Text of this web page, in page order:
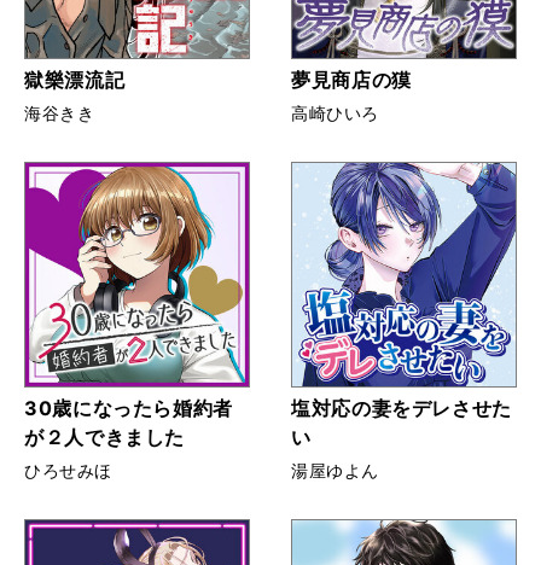
セクシー・アダルティ
獄樂漂流記
海谷きき
夢見商店の獏
高崎ひいろ
30歳になったら婚約者
が２人できました
ひろせみほ
塩対応の妻をデレさせた
い
湯屋ゆよん